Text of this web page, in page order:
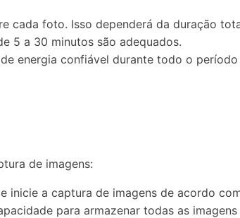
cada foto. Isso dependerá da duração
5 a 30 minutos são adequados.
energia confiável durante todo o
de imagens:
inicie a captura de imagens de acordo
para armazenar todas as